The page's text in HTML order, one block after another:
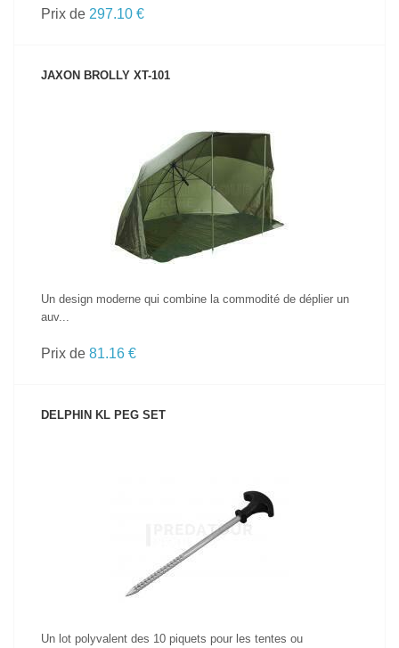
Prix de 297.10 €
JAXON BROLLY XT-101
VOIR LE PRODUIT
Un design moderne qui combine la commodité de déplier un
auv...
Prix de 81.16 €
DELPHIN KL PEG SET
VOIR LE PRODUIT
Un lot polyvalent des 10 piquets pour les tentes ou